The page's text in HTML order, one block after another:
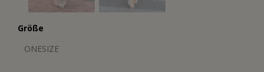
Größe
ONESIZE